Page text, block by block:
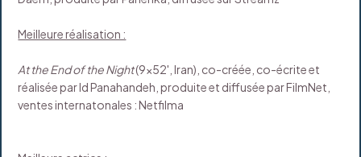
Meilleure réalisation :
At the End of the Night(9x52', Iran), co-créée, co-écrite et
réalisée par Id Panahandeh, produite et diffusée par FilmNet,
ventes internatonales : Netfilma